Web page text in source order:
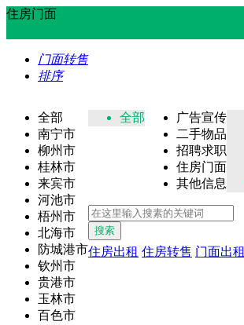
住房门面
门面转售
排序
全部
南宁市
柳州市
桂林市
来宾市
河池市
梧州市
北海市
防城港市
钦州市
贵港市
玉林市
百色市
全部
广告宣传
二手物品
招聘求职
住房门面
其他信息
搜索
住房出租 住房转售 门面出租